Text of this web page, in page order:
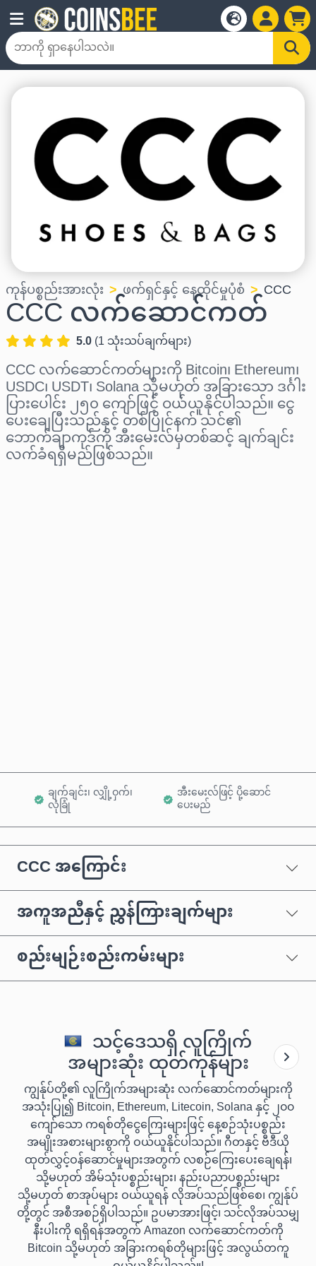
ကုန်ပစ္စည်းအားလုံး ဖက်ရှင်နှင့် နေထိုင်မှုပုံစံ CCC
CCC လက်ဆောင်ကတ်
5.0(1သုံးသပ်ချက်များ)
CCC လက်ဆောင်ကတ်များကို Bitcoin၊ Ethereum၊
USDC၊ USDT၊ Solana သို့မဟုတ် အခြားသော ဒင်္ဂါး
ပြားပေါင်း ၂၅၀ ကျော်ဖြင့် ဝယ်ယူနိုင်ပါသည်။ ငွေ
ပေးချေပြီးသည်နှင့် တစ်ပြိုင်နက် သင်၏
ဘောက်ချာကုဒ်ကို အီးမေးလ်မှတစ်ဆင့် ချက်ချင်း
လက်ခံရရှိမည်ဖြစ်သည်။
ချက်ချင်း၊ လျှို့ဝှက်၊
လုံခြုံ
အီးမေးလ်ဖြင့် ပို့ဆောင်
ပေးမည်
CCC အကြောင်း
အကူအညီနှင့် ညွှန်ကြားချက်များ
စည်းမျဉ်းစည်းကမ်းများ
သင့်ဒေသရှိ လူကြိုက်
အများဆုံး ထုတ်ကုန်များ
ကျွန်ုပ်တို့၏ လူကြိုက်အများဆုံး လက်ဆောင်ကတ်များကို
အသုံးပြု၍ Bitcoin, Ethereum, Litecoin, Solana နှင့် ၂၀၀
ကျော်သော ကရစ်တိုငွေကြေးများဖြင့် နေ့စဉ်သုံးပစ္စည်း
အမျိုးအစားများစွာကို ဝယ်ယူနိုင်ပါသည်။ ဂီတနှင့် ဗီဒီယို
ထုတ်လွှင့်ဝန်ဆောင်မှုများအတွက် လစဉ်ကြေးပေးချေရန်၊
သို့မဟုတ် အိမ်သုံးပစ္စည်းများ၊ နည်းပညာပစ္စည်းများ
သို့မဟုတ် စာအုပ်များ ဝယ်ယူရန် လိုအပ်သည်ဖြစ်စေ၊ ကျွန်ုပ်
တို့တွင် အစီအစဉ်ရှိပါသည်။ ဥပမာအားဖြင့်၊ သင်လိုအပ်သမျှ
နီးပါးကို ရရှိရန်အတွက် Amazon လက်ဆောင်ကတ်ကို
Bitcoin သို့မဟုတ် အခြားကရစ်တိုများဖြင့် အလွယ်တကူ